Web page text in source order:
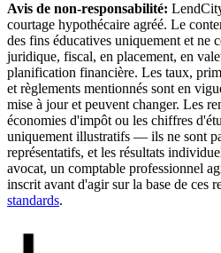
Avis de non-responsabilité:
courtage hypothécaire agréé. Le
des fins éducatives uniquement et ne
juridique, fiscal, en placement, en
planification financière. Les taux,
et règlements mentionnés sont en
mise à jour et peuvent changer. Les
économies d'impôt ou les chiffres
uniquement illustratifs — ils ne sont
représentatifs, et les résultats
avocat, un comptable professionnel
inscrit avant d'agir sur la base de ces
standards.